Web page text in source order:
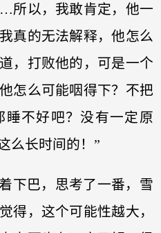
所以，我敢肯定，他一
真的无法解释，他怎么
，打败他的，可是一个
怎么可能咽得下？不把
睡不好吧？没有一定原
么长时间的！”
下巴，思考了一番，雪
得，这个可能性越大，